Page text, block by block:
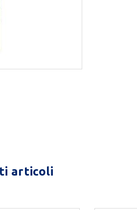
articoli